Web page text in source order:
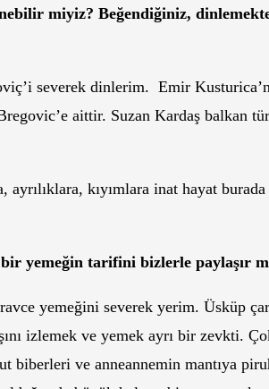
miyiz? Beğendiğiniz,
severek dinlerim. Emir
aittir. Suzan Kardaş balkan
ayrılıklara, kıyımlara inat hayat
yemeğin tarifini bizlerle paylaşır
yemeğini severek yerim. Üsküp
izlemek ve yemek ayrı bir zevkti.
biberleri ve anneannemin mantıya